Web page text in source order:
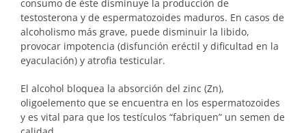
consumo de éste disminuye la producción de
testosterona y de espermatozoides maduros. En casos de
alcoholismo más grave, puede disminuir la libido,
provocar impotencia (disfunción eréctil y dificultad en la
eyaculación) y atrofia testicular.
El alcohol bloquea la absorción del zinc (Zn),
oligoelemento que se encuentra en los espermatozoides
y es vital para que los testículos “fabriquen” un semen de